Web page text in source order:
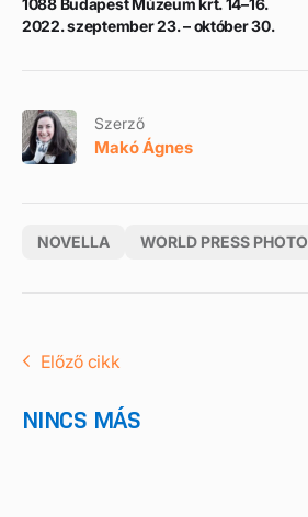
2022. szeptember 23. – október 30.
Szerző
Makó Ágnes
NOVELLA WORLD PRESS PHOTO
Előző cikk
NINCS MÁS